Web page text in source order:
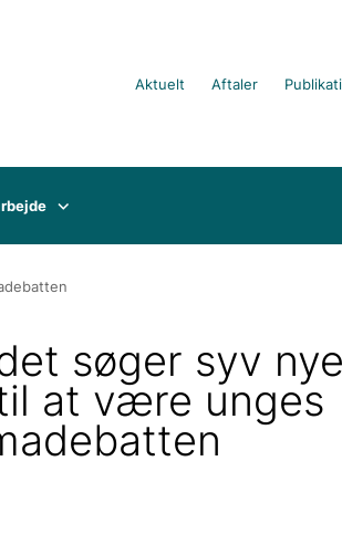
Aktuelt Aftaler
søger syv nye
at være unges